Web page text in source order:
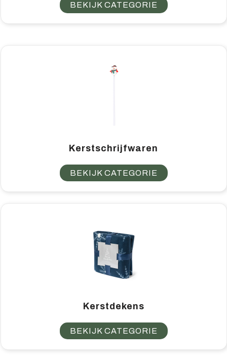
BEKIJK CATEGORIE
Kerstschrijfwaren
BEKIJK CATEGORIE
Kerstdekens
BEKIJK CATEGORIE